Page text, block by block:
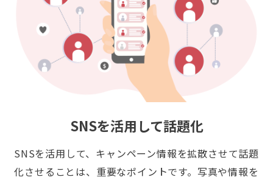
SNSを活用して話題化
SNSを活用して、キャンペーン情報を拡散させて話題
化させることは、重要なポイントです。写真や情報を